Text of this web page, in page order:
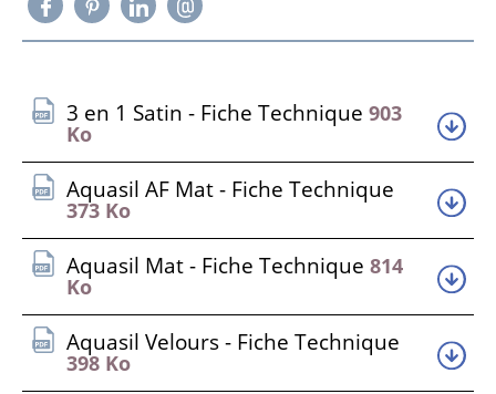
3 en 1 Satin - Fiche Technique 903
Ko
Aquasil AF Mat - Fiche Technique
373 Ko
Aquasil Mat - Fiche Technique 814
Ko
Aquasil Velours - Fiche Technique
398 Ko